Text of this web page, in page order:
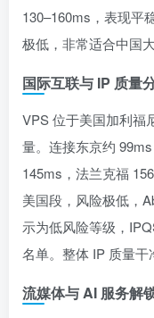
130–160ms，表现平
极低，非常适合中国
国际互联与 IP 质量
VPS 位于美国加利福
量。连接东京约
145ms，法兰克福
美国段，风险极低，
示为低风险等级，
名单。整体 IP 质量干
流媒体与 AI 服务解